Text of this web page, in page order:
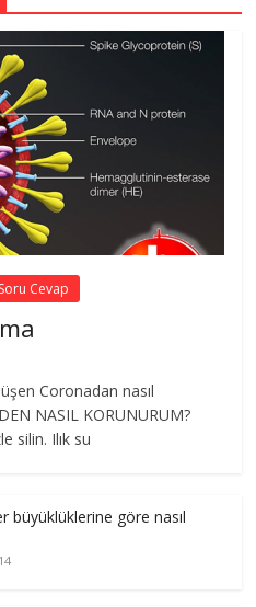
Soru Cevap
Coronadan nasıl
NASIL KORUNURUM?
silin. Ilık su
büyüklüklerine göre nasıl